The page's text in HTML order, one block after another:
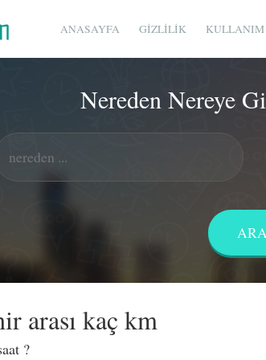
ANASAYFA GIZLILIK KULLANIM
Nereden Nereye
arası kaç km
?